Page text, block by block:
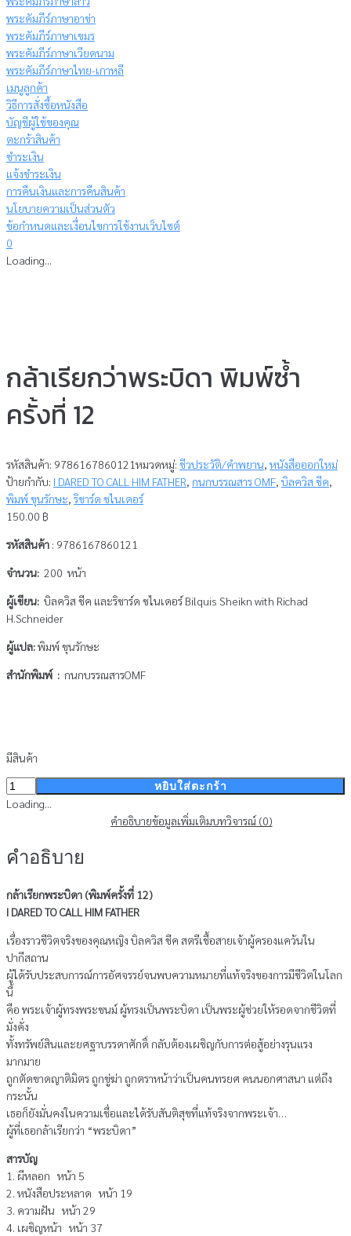
พระคัมภีร์ภาษาอาข่า
พระคัมภีร์ภาษาเขมร
พระคัมภีร์ภาษาเวียดนาม
พระคัมภีร์ภาษาไทย-เกาหลี
เมนูลูกค้า
วิธีการสั่งซื้อหนังสือ
บัญชีผู้ใช้ของคุณ
ตะกร้าสินค้า
ชำระเงิน
แจ้งชำระเงิน
การคืนเงินและการคืนสินค้า
นโยบายความเป็นส่วนตัว
ข้อกำหนดและเงื่อนไขการใช้งานเว็บไซต์
0
Loading...
กล้าเรียกว่าพระบิดา พิมพ์ซ้ำ
ครั้งที่ 12
รหัสสินค้า: 9786167860121หมวดหมู่: ชีวประวัติ/คำพยาน, หนังสือออกใหม่
ป้ายกำกับ: I DARED TO CALL HIM FATHER, กนกบรรณสาร OMF, บิลควิส ชีค,
พิมพ์ ขุนรักษะ, ริชาร์ด ชไนเดอร์
150.00 ฿
รหัสสินค้า : 9786167860121
จำนวน: 200 หน้า
ผู้เขียน: บิลควิส ชีค และริชาร์ด ชไนเดอร์ Bilquis Sheikn with Richad
H.Schneider
ผู้แปล:พิมพ์ ขุนรักษะ
สำนักพิมพ์ : กนกบรรณสารOMF
มีสินค้า
จำนวน
กล้า
พระ
พิมพ์
ซ้ำ
ที่
12
ชิ้น
หยิบใส่ตะกร้า
Loading...
คำอธิบายข้อมูลเพิ่มเติมบทวิจารณ์ (0)
คำอธิบาย
กล้าเรียกพระบิดา (พิมพ์ครั้งที่ 12)
I DARED TO CALL HIM FATHER
เรื่องราวชีวิตจริงของคุณหญิง บิลควิส ชีค สตรีเชื้อสายเจ้าผู้ครองแคว้นใน
ปากีสถาน
ผู้ได้รับประสบการณ์การอัศจรรย์จนพบความหมายที่แท้จริงของการมีชีวิตในโลก
นี้
คือ พระเจ้าผู้ทรงพระชนม์ ผู้ทรงเป็นพระบิดา เป็นพระผู้ช่วยให้รอดจากชีวิตที่
มั่งคั่ง
ทั้งทรัพย์สินและยศฐาบรรดาศักดิ์ กลับต้องเผชิญกับการต่อสู้อย่างรุนแรง
มากมาย
ถูกตัดขาดญาติมิตร ถูกขู่ฆ่า ถูกตราหน้าว่าเป็นคนทรยศ คนนอกศาสนา แต่ถึง
กระนั้น
เธอก็ยังมั่นคงในความเชื่อและได้รับสันติสุขที่แท้จริงจากพระเจ้า…
ผู้ที่เธอกล้าเรียกว่า “พระบิดา”
สารบัญ
1. ผีหลอก หน้า 5
2. หนังสือประหลาด หน้า 19
3. ความฝัน หน้า 29
4. เผชิญหน้า หน้า 37